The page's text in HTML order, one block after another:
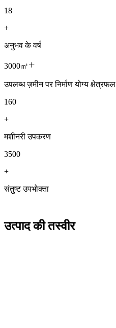
18
+
अनुभव के वर्ष
3000㎡+
उपलब्ध ज़मीन पर निर्माण योग्य क्षेत्रफल
160
+
मशीनरी उपकरण
3500
+
संतुष्ट उपभोक्ता
उत्पाद की तस्वीर